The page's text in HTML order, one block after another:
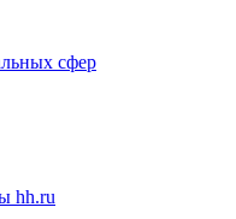
сфер
hh.ru